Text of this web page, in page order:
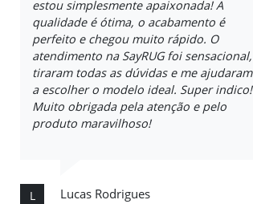
estou simplesmente apaixonada! A
qualidade é ótima, o acabamento é
perfeito e chegou muito rápido. O
atendimento na SayRUG foi sensacional,
tiraram todas as dúvidas e me ajudaram
a escolher o modelo ideal. Super indico!
Muito obrigada pela atenção e pelo
produto maravilhoso!
L Lucas Rodrigues